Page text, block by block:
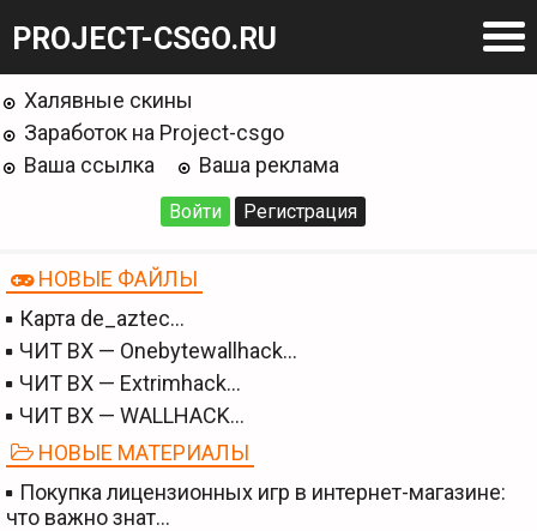
PROJECT-CSGO.RU
Халявные скины
Заработок на Project-csgo
Ваша ссылка
Ваша реклама
Войти Регистрация
НОВЫЕ ФАЙЛЫ
Карта de_aztec…
ЧИТ BX — Onebytewallhack…
ЧИТ BX — Extrimhack…
ЧИТ BX — WALLHACK…
НОВЫЕ МАТЕРИАЛЫ
Покупка лицензионных игр в интернет-магазине:
что важно знат…